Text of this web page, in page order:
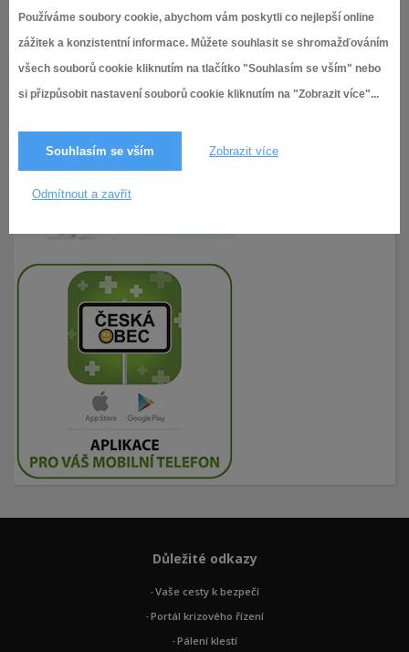
Používáme soubory cookie, abychom vám poskytli co nejlepší online
zážitek a konzistentní informace. Můžete souhlasit se shromažďováním
všech souborů cookie kliknutím na tlačítko "Souhlasím se vším" nebo
si přizpůsobit nastavení souborů cookie kliknutím na "Zobrazit více"...
Souhlasím se vším Zobrazit více
Odmítnout a zavřít
Důležité odkazy
Vaše cesty k bezpečí
Portál krizového řízení
Pálení klestí